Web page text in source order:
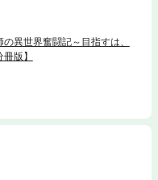
異世界奮闘記～目指すは、
版】